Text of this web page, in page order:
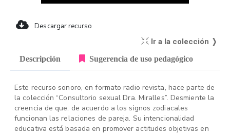
Descargar recurso
Ir a la colección ❭
Descripción Sugerencia de uso pedagógico
Este recurso sonoro, en formato radio revista, hace parte de
la colección “Consultorio sexual Dra. Miralles”. Desmiente la
creencia de que, de acuerdo a los signos zodiacales
funcionan las relaciones de pareja. Su intencionalidad
educativa está basada en promover actitudes objetivas en